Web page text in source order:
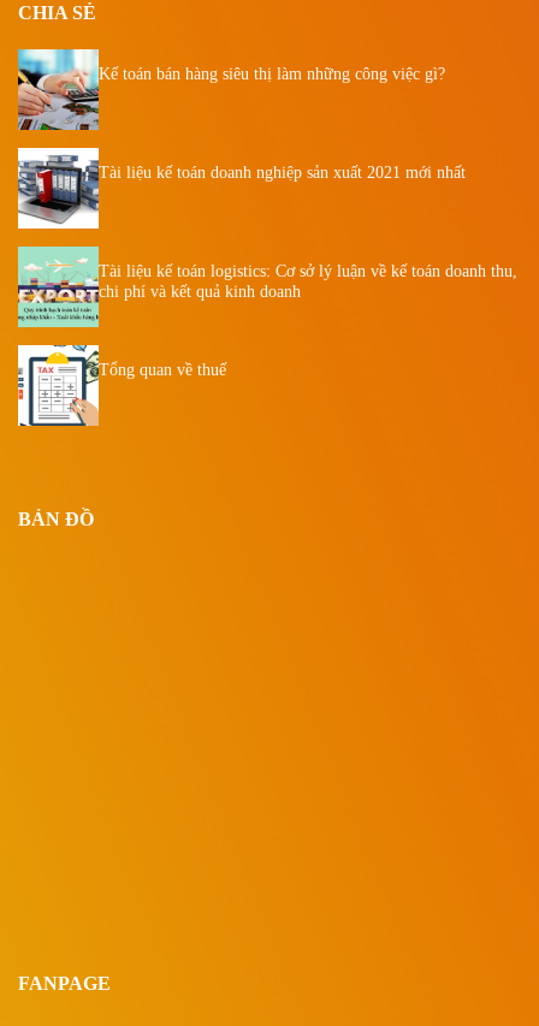
CHIA SẺ
Kế toán bán hàng siêu thị làm những công việc gì?
Tài liệu kế toán doanh nghiệp sản xuất 2021 mới nhất
Tài liệu kế toán logistics: Cơ sở lý luận về kế toán doanh thu,
chi phí và kết quả kinh doanh
Tổng quan về thuế
BẢN ĐỒ
FANPAGE